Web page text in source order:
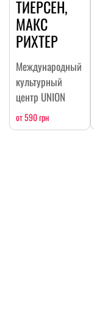
ТИЕРСЕН,
МАКС
РИХТЕР
Международный
культурный
центр UNION
от 590 грн